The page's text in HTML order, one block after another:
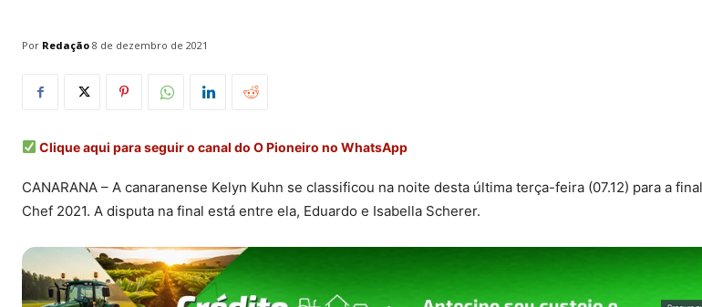
Por Redação 8 de dezembro de 2021
Clique aqui para seguir o canal do O Pioneiro no WhatsApp
CANARANA – A canaranense Kelyn Kuhn se classificou na noite desta última terça-feira (07.12) para a
Chef 2021. A disputa na final está entre ela, Eduardo e Isabella Scherer.